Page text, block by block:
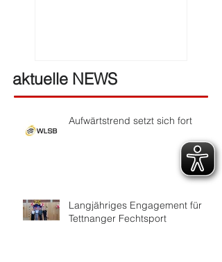
aktuelle NEWS
Aufwärtstrend setzt sich fort
Langjähriges Engagement für
Tettnanger Fechtsport